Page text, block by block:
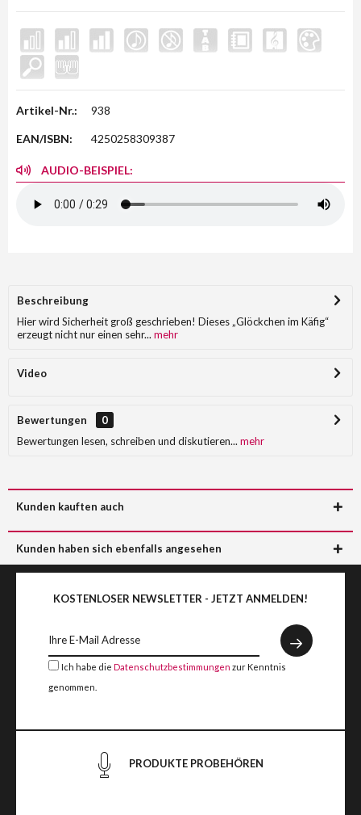
Artikel-Nr.: 938
EAN/ISBN: 4250258309387
AUDIO-BEISPIEL:
Beschreibung
Hier wird Sicherheit groß geschrieben! Dieses „Glöckchen im Käfig“
erzeugt nicht nur einen sehr... mehr
Video
Bewertungen
0
Bewertungen lesen, schreiben und diskutieren... mehr
Kunden kauften auch
Kunden haben sich ebenfalls angesehen
KOSTENLOSER NEWSLETTER - JETZT ANMELDEN!
Ich habe die Datenschutzbestimmungen zur Kenntnis
genommen.
PRODUKTE PROBEHÖREN